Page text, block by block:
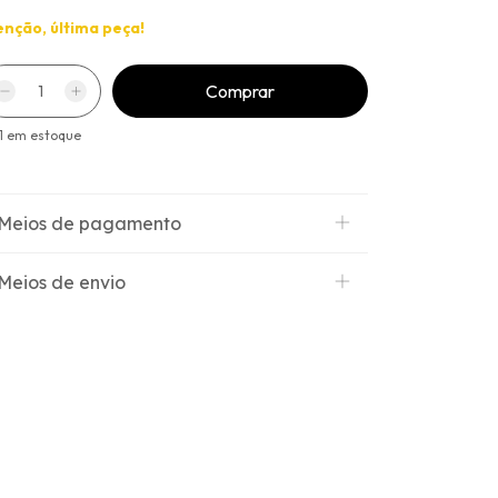
última peça!
1 em estoque
de pagamento
de envio